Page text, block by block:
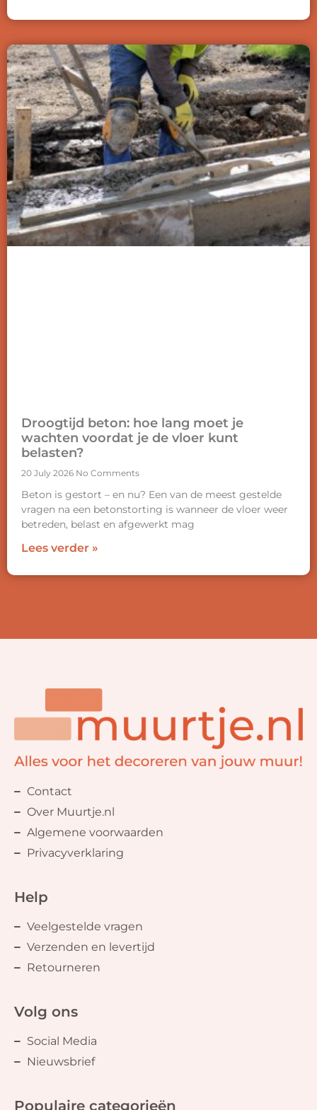
Droogtijd beton: hoe lang moet je
wachten voordat je de vloer kunt
belasten?
20 July 2026 No Comments
Beton is gestort – en nu? Een van de meest gestelde
vragen na een betonstorting is wanneer de vloer weer
betreden, belast en afgewerkt mag
Lees verder »
Contact
Over Muurtje.nl
Algemene voorwaarden
Privacyverklaring
Help
Veelgestelde vragen
Verzenden en levertijd
Retourneren
Volg ons
Social Media
Nieuwsbrief
Populaire categorieën